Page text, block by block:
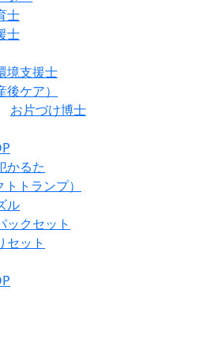
士
士
境支援士
ケア）
お片づけ博士
かるた
トランプ）
ル
ックセット
セット